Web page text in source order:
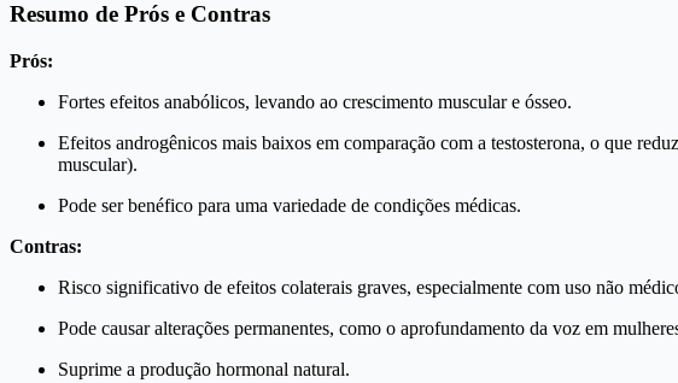
Resumo de Prós e Contras
Prós:
Fortes efeitos anabólicos, levando ao crescimento muscular e ósseo.
Efeitos androgênicos mais baixos em comparação com a testosterona, o que
muscular).
Pode ser benéfico para uma variedade de condições médicas.
Contras:
Risco significativo de efeitos colaterais graves, especialmente com uso não
Pode causar alterações permanentes, como o aprofundamento da voz em
Suprime a produção hormonal natural.